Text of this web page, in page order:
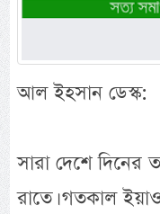
আল ইহসান ডেস্ক:
সারা দেশে দিনের
রাতে। গতকাল